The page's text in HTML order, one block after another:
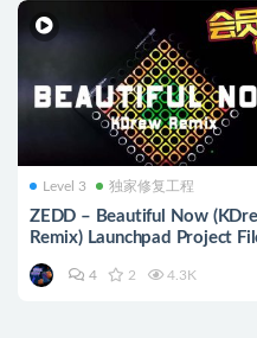
Level 3 独家修复工程
ZEDD – Beautiful Now
Remix) Launchpad Project
4 2 4.3K